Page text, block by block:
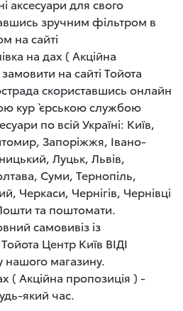
аксесуари для свого
зручним фільтром в
на сайті
на дах ( Акційна
на сайті Тойота
скориставшись онлайн
кур`єрською службою
по всій Україні: Київ,
Запоріжжя, Івано-
Луцьк, Львів,
Суми, Тернопіль,
Черкаси, Чернігів, Чернівці
та поштомати.
самовивіз із
Центр Київ ВІДІ
нашого магазину.
( Акційна пропозиція ) -
який час.